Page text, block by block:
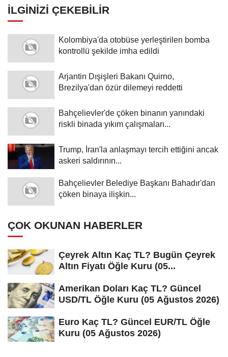
İLGINIZI ÇEKEBILIR
Kolombiya'da otobüse yerleştirilen bomba
kontrollü şekilde imha edildi
Arjantin Dışişleri Bakanı Quirno,
Brezilya'dan özür dilemeyi reddetti
Bahçelievler'de çöken binanın yanındaki
riskli binada yıkım çalışmaları...
Trump, İran'la anlaşmayı tercih ettiğini ancak
askeri saldırının...
Bahçelievler Belediye Başkanı Bahadır'dan
çöken binaya ilişkin...
ÇOK OKUNAN HABERLER
Çeyrek Altın Kaç TL? Bugün Çeyrek
Altın Fiyatı Öğle Kuru (05...
Amerikan Doları Kaç TL? Güncel
USD/TL Öğle Kuru (05 Ağustos 2026)
Euro Kaç TL? Güncel EUR/TL Öğle
Kuru (05 Ağustos 2026)